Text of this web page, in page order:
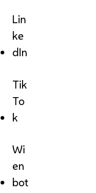
Lin
ke
dIn
Tik
To
k
Wi
en
bot